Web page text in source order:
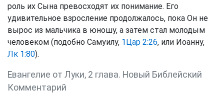
роль их Сына превосходят их понимание. Его
удивительное взросление продолжалось, пока Он не
вырос из мальчика в юношу, а затем стал молодым
человеком (подобно Самуилу, 1Цар 2:26, или Иоанну,
Лк 1:80).
Евангелие от Луки, 2 глава. Новый Библейский
Комментарий